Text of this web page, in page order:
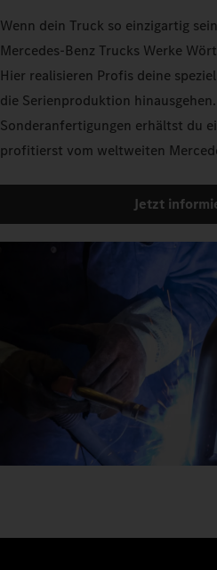
Wenn dein Truck so einzigartig
Mercedes‑Benz Trucks Werke
Hier realisieren Profis deine
die Serienproduktion
Sonderanfertigungen erhältst du
profitierst vom weltweiten
Jetzt